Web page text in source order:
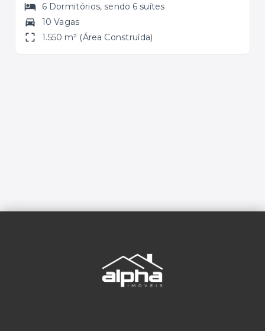
6 Dormitórios, sendo 6 suítes
10 Vagas
1.550 m² (Área Construída)